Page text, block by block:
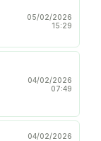
05/02/2026
15:29
04/02/2026
07:49
04/02/2026